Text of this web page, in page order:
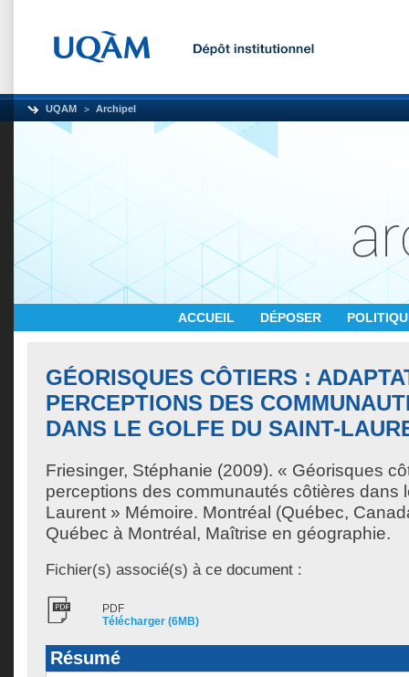
UQAM Archipel
ACCUEIL DÉPOSER
GÉORISQUES CÔTIERS :
PERCEPTIONS DES
DANS LE GOLFE DU SAINT-
Friesinger, Stéphanie (2009). « Géorisques
perceptions des communautés côtières dans
Laurent » Mémoire. Montréal (Québec,
Québec à Montréal, Maîtrise en géographie.
Fichier(s) associé(s) à ce document :
PDF
Télécharger (6MB)
Résumé